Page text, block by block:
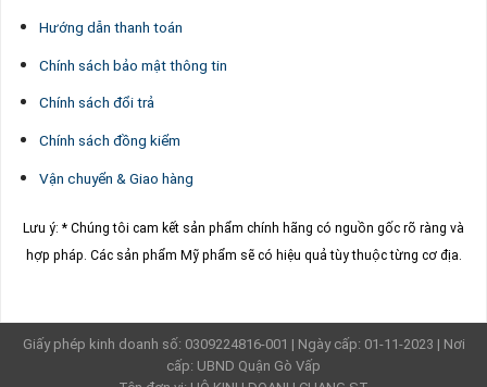
Hướng dẫn thanh toán
Chính sách bảo mật thông tin
Chính sách đổi trả
Chính sách đồng kiểm
Vận chuyển & Giao hàng
Lưu ý: * Chúng tôi cam kết sản phẩm chính hãng có nguồn gốc rõ ràng và
hợp pháp. Các sản phẩm Mỹ phẩm sẽ có hiệu quả tùy thuộc từng cơ địa.
Giấy phép kinh doanh số: 0309224816-001 | Ngày cấp: 01-11-2023 | Nơi
cấp: UBND Quận Gò Vấp